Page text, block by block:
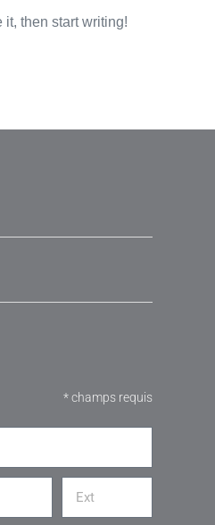
then start writing!
* champs requis